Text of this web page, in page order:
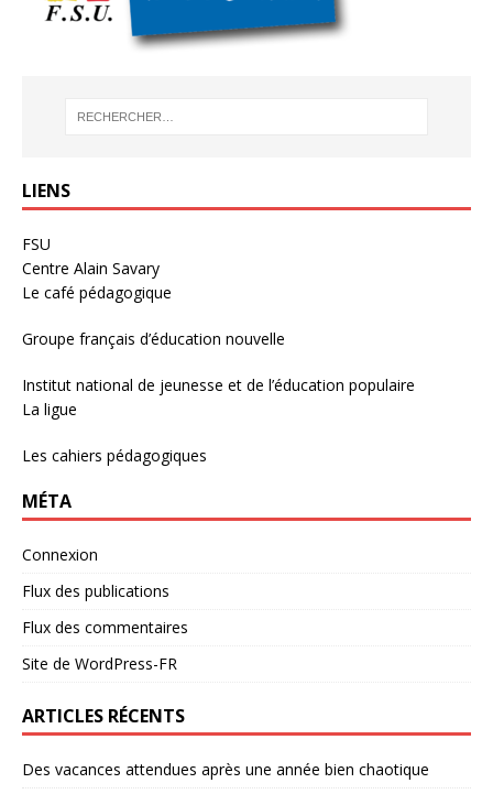
LIENS
FSU
Centre Alain Savary
Le café pédagogique
Groupe français d’éducation nouvelle
Institut national de jeunesse et de l’éducation populaire
La ligue
Les cahiers pédagogiques
MÉTA
Connexion
Flux des publications
Flux des commentaires
Site de WordPress-FR
ARTICLES RÉCENTS
Des vacances attendues après une année bien chaotique